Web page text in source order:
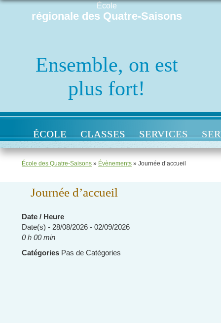
École
régionale des Quatre-Saisons
Ensemble, on est
plus fort!
ÉCOLE CLASSES SERVICES
École des Quatre-Saisons » Évènements » Journée d’accueil
Journée d’accueil
Date / Heure
Date(s) - 28/08/2026 - 02/09/2026
0 h 00 min
Catégories Pas de Catégories